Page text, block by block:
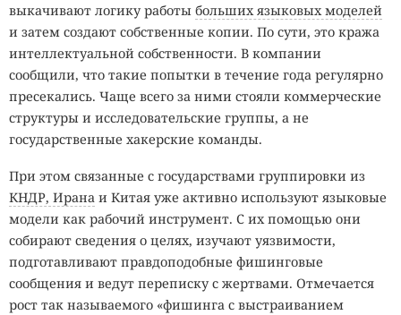
выкачивают логику работы больших языковых моделей
и затем создают собственные копии. По сути, это кража
интеллектуальной собственности. В компании
сообщили, что такие попытки в течение года регулярно
пресекались. Чаще всего за ними стояли коммерческие
структуры и исследовательские группы, а не
государственные хакерские команды.
При этом связанные с государствами группировки из
КНДР, Ирана и Китая уже активно используют языковые
модели как рабочий инструмент. С их помощью они
собирают сведения о целях, изучают уязвимости,
подготавливают правдоподобные фишинговые
сообщения и ведут переписку с жертвами. Отмечается
рост так называемого «фишинга с выстраиванием